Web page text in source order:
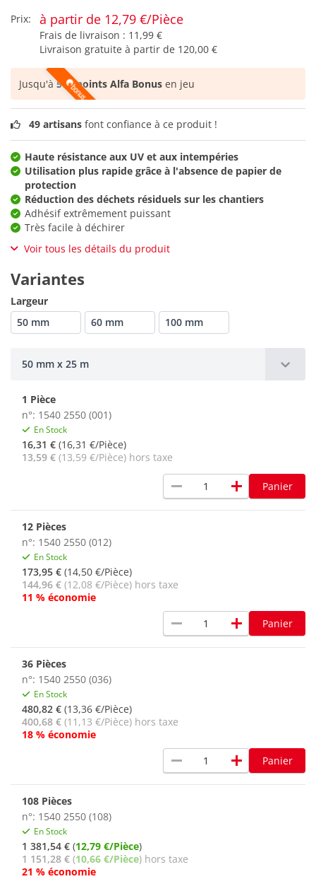
Prix:
à partir de 12,79 €/Pièce
Frais de livraison : 11,99 €
Livraison gratuite à partir de 120,00 €
Jusqu'à579 points Alfa Bonus en jeu
49 artisans font confiance à ce produit !
Haute résistance aux UV et aux intempéries
Utilisation plus rapide grâce à l'absence de papier de
protection
Réduction des déchets résiduels sur les chantiers
Adhésif extrêmement puissant
Très facile à déchirer
Voir tous les détails du produit
Variantes
Largeur
50 mm
60 mm 100 mm
50 mm x 25 m
1 Pièce
n°: 1540 2550 (001)
En Stock
16,31 € (16,31 €/Pièce)
13,59 € (13,59 €/Pièce) hors taxe
remove add Panier
12 Pièces
n°: 1540 2550 (012)
En Stock
173,95 € (14,50 €/Pièce)
144,96 € (12,08 €/Pièce) hors taxe
11 % économie
remove add Panier
36 Pièces
n°: 1540 2550 (036)
En Stock
480,82 € (13,36 €/Pièce)
400,68 € (11,13 €/Pièce) hors taxe
18 % économie
remove add Panier
108 Pièces
n°: 1540 2550 (108)
En Stock
1 381,54 € (12,79 €/Pièce)
1 151,28 € (10,66 €/Pièce) hors taxe
21 % économie